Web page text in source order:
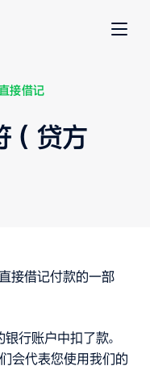
接借记
（贷方
接借记付款的一部
行账户中扣了款。
会代表您使用我们的